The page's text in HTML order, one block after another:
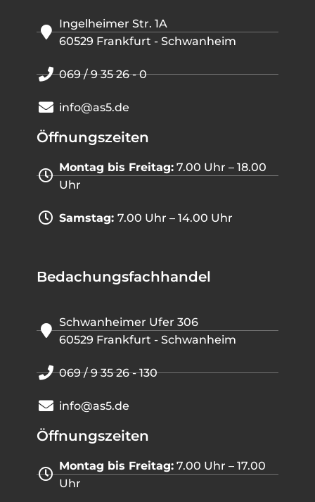
Ingelheimer Str. 1A
60529 Frankfurt - Schwanheim
069 / 9 35 26 - 0
info@as5.de
Öffnungszeiten
Montag bis Freitag:7.00 Uhr – 18.00
Uhr
Samstag: 7.00 Uhr – 14.00 Uhr
Bedachungsfachhandel
Schwanheimer Ufer 306
60529 Frankfurt - Schwanheim
069 / 9 35 26 - 130
info@as5.de
Öffnungszeiten
Montag bis Freitag:7.00 Uhr – 17.00
Uhr